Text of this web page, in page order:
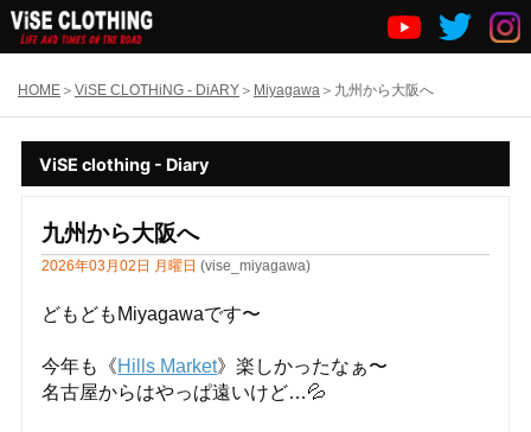
HOME ViSE CLOTHiNG - DiARY Miyagawa 九州から大阪へ
ViSE clothing - Diary
九州から大阪へ
2026年03月02日 月曜日 (vise_miyagawa)
どもどもMiyagawaです〜
今年も《Hills Market》楽しかったなぁ〜
名古屋からはやっぱ遠いけど…💦